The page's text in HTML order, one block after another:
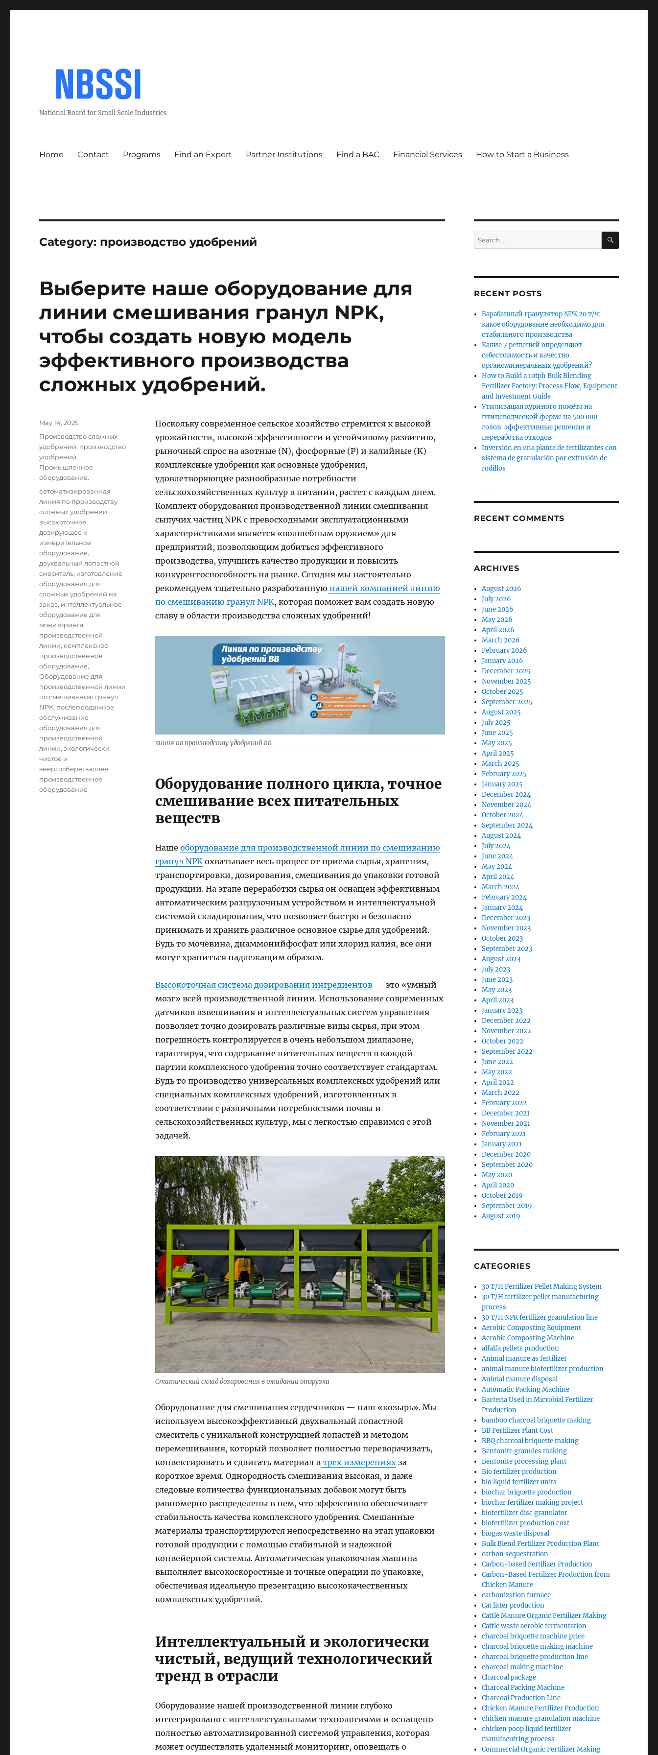
National Board for Small Scale Industries
Home Contact Programs Find an Expert Partner Institutions Find a BAC Financial Services How to Start a Business
Category: производство удобрений
Выберите наше оборудование для
линии смешивания гранул NPK,
чтобы создать новую модель
эффективного производства
сложных удобрений.
Поскольку современное сельское хозяйство стремится к высокой
урожайности, высокой эффективности и устойчивому развитию,
рыночный спрос на азотные (N), фосфорные (P) и калийные (K)
комплексные удобрения как основные удобрения,
удовлетворяющие разнообразные потребности
сельскохозяйственных культур в питании, растет с каждым днем.
Комплект оборудования производственной линии смешивания
сыпучих частиц NPK с превосходными эксплуатационными
характеристиками является «волшебным оружием» для
предприятий, позволяющим добиться эффективного
производства, улучшить качество продукции и повысить
конкурентоспособность на рынке. Сегодня мы настоятельно
рекомендуем тщательно разработанную нашей компанией линию
по смешиванию гранул NPK, которая поможет вам создать новую
славу в области производства сложных удобрений!
линия по производству удобрений bb
Оборудование полного цикла, точное
смешивание всех питательных
веществ
Наше оборудование для производственной линии по смешиванию
гранул NPKохватывает весь процесс от приема сырья, хранения,
транспортировки, дозирования, смешивания до упаковки готовой
продукции. На этапе переработки сырья он оснащен эффективным
автоматическим разгрузочным устройством и интеллектуальной
системой складирования, что позволяет быстро и безопасно
принимать и хранить различное основное сырье для удобрений.
Будь то мочевина, диаммонийфосфат или хлорид калия, все они
могут храниться надлежащим образом.
Высокоточная система дозирования ингредиентов— это «умный
мозг» всей производственной линии. Использование современных
датчиков взвешивания и интеллектуальных систем управления
позволяет точно дозировать различные виды сырья, при этом
погрешность контролируется в очень небольшом диапазоне,
гарантируя, что содержание питательных веществ в каждой
партии комплексного удобрения точно соответствует стандартам.
Будь то производство универсальных комплексных удобрений или
специальных комплексных удобрений, изготовленных в
соответствии с различными потребностями почвы и
сельскохозяйственных культур, мы с легкостью справимся с этой
задачей.
Статический склад дозирования в ожидании отгрузки
Оборудование для смешивания сердечников — наш «козырь». Мы
используем высокоэффективный двухвальный лопастной
смеситель с уникальной конструкцией лопастей и методом
перемешивания, который позволяет полностью переворачивать,
конвектировать и сдвигать материал втрех измеренияхза
короткое время. Однородность смешивания высокая, и даже
следовые количества функциональных добавок могут быть
равномерно распределены в нем, что эффективно обеспечивает
стабильность качества комплексного удобрения. Смешанные
материалы транспортируются непосредственно на этап упаковки
готовой продукции с помощью стабильной и надежной
конвейерной системы. Автоматическая упаковочная машина
выполняет высокоскоростные и точные операции по упаковке,
обеспечивая идеальную презентацию высококачественных
комплексных удобрений.
Интеллектуальный и экологически
чистый, ведущий технологический
тренд в отрасли
Оборудование нашей производственной линии глубоко
интегрировано с интеллектуальными технологиями и оснащено
полностью автоматизированной системой управления, которая
может осуществлять удаленный мониторинг, оповещать о
Posted
May 14, 2025
Categories
Производство сложных
удобрений, производство
удобрений,
Промышленное
оборудование.
Tags
автоматизированная
линия по производству
сложных удобрений,
высокоточное
дозирующее и
измерительное
оборудование,
двухвальный лопастной
смеситель, изготовление
оборудования для
сложных удобрений на
заказ, интеллектуальное
оборудование для
мониторинга
производственной
линии, комплексное
производственное
оборудование,
Оборудование для
производственной линии
по смешиванию гранул
NPK, послепродажное
обслуживание
оборудования для
производственной
линии,экологически
чистое и
энергосберегающее
производственное
оборудование
Search
for:
SEARCH
RECENT POSTS
Барабанный гранулятор NPK 20 т/ч:
какое оборудование необходимо для
стабильного производства
Какие 7 решений определяют
себестоимость и качество
органоминеральных удобрений?
How to Build a 10tph Bulk Blending
Fertilizer Factory: Process Flow, Equipment
and Investment Guide
Утилизация куриного помёта на
птицеводческой ферме на 500 000
голов: эффективные решения и
переработка отходов
Inversión en una planta de fertilizantes con
sistema de granulación por extrusión de
rodillos
RECENT COMMENTS
ARCHIVES
August 2026
July 2026
June 2026
May 2026
April 2026
March 2026
February 2026
January 2026
December 2025
November 2025
October 2025
September 2025
August 2025
July 2025
June 2025
May 2025
April 2025
March 2025
February 2025
January 2025
December 2024
November 2024
October 2024
September 2024
August 2024
July 2024
June 2024
May 2024
April 2024
March 2024
February 2024
January 2024
December 2023
November 2023
October 2023
September 2023
August 2023
July 2023
June 2023
May 2023
April 2023
January 2023
December 2022
November 2022
October 2022
September 2022
June 2022
May 2022
April 2022
March 2022
February 2022
December 2021
November 2021
February 2021
January 2021
December 2020
September 2020
May 2020
April 2020
October 2019
September 2019
August 2019
CATEGORIES
30 T/H Fertilizer Pellet Making System
30 T/H fertilizer pellet manufacturing
process
30 T/H NPK fertilizer granulation line
Aerobic Composting Equipment
Aerobic Composting Machine
alfalfa pellets production
Animal manure as fertilizer
animal manure biofertilizer production
Animal manure disposal
Automatic Packing Machine
Bacteria Used in Microbial Fertilizer
Production
bamboo charcoal briquette making
BB Fertilizer Plant Cost
BBQ charcoal briquette making
Bentonite granules making
Bentonite processing plant
Bio fertilizer production
bio liquid fertilizer units
biochar briquette production
biochar fertilizer making project
biofertilizer disc granulator
biofertilizer production cost
biogas waste disposal
Bulk Blend Fertilizer Production Plant
carbon sequestration
Carbon-based Fertilizer Production
Carbon-Based Fertilizer Production from
Chicken Manure
carbonization furnace
Cat litter production
Cattle Manure Organic Fertilizer Making
Cattle waste aerobic fermentation
charcoal briquette machine price
charcoal briquette making machine
charcoal briquette production line
charcoal making machine
Charcoal package
Charcoal Packing Machine
Charcoal Production Line
Chicken Manure Fertilizer Production
chicken manure granulation machine
chicken poop liquid fertilizer
manufacutring process
Commercial Organic Fertilizer Making